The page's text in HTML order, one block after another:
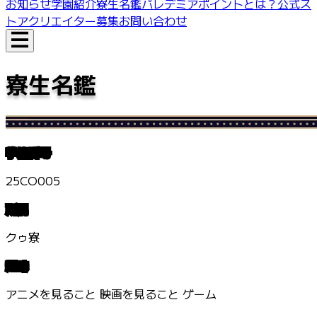
お知らせ学園紹介寮生名鑑パレデミアポイントとは？ 公式ス
トアクリエイター募集お問い合わせ
寮生名鑑
学籍番号
25CO005
所属
クゥ寮
趣味
アニメを見ること 映画を見ること ゲーム